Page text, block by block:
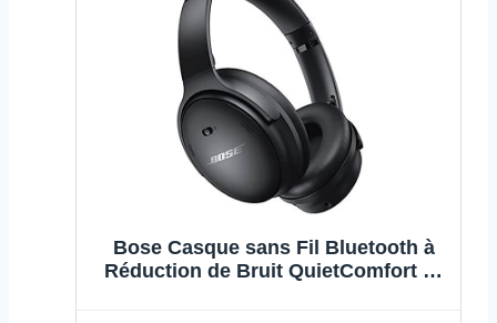
Bose Casque sans Fil Bluetooth à
Réduction de Bruit QuietComfort 45